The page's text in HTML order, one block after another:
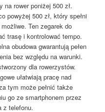
na rower poniżej 500 zł.
powyżej 500 zł, który spełni
Ten zegarek do
trasę i kontrolować tempo.
obudowa gwarantują pełen
bez względu na warunki.
dla rowerzystów.
ułatwiają pracę nad
tym może pełnić także
go ze smartphonem przez
z telefonu.